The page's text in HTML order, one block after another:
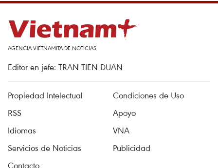
AGENCIA VIETNAMITA DE NOTICIAS
Editor en jefe: TRAN TIEN DUAN
Propiedad Intelectual
Condiciones de Uso
RSS
Apoyo
Idiomas
VNA
Servicios de Noticias
Publicidad
Contacto